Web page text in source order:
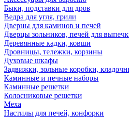
Быки, подставки для дров
Ведра для угля, грили
Дверцы для каминов и печей
Дверцы зольников, печей для
Деревянные кадки, ковши
Дровницы, тележки, корзины
Духовые шкафы
Задвижки, зольные коробки,
Каминные и печные наборы
Каминные решетки
Колосниковые решетки
Меха
Настилы для печей, конфорки